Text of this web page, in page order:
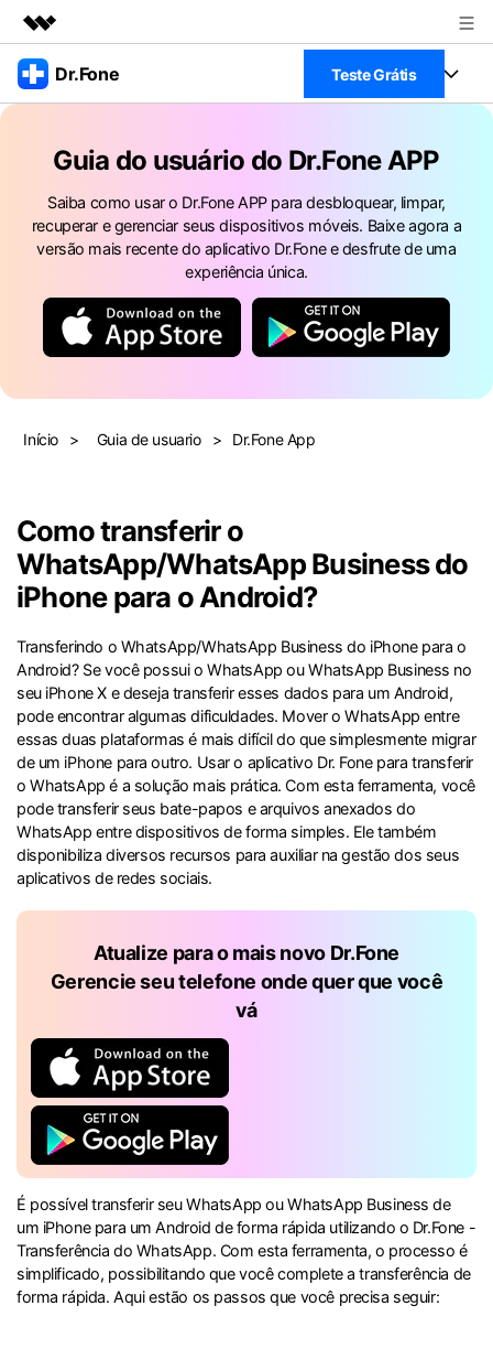
Produtos em destaque
Visão geral
Soluções
Sala de imprensa
Dr.Fone Teste Grátis
Productos
Para PC
Para Celular
Online
Guia & Suporte
Ações rápidas
Dicas
Recursos
Proteção do celular
Encontre Mais Soluções
Entrar
Guia do usuário do Dr.Fone APP
Saiba como usar o Dr.Fone APP para desbloquear, limpar,
recuperar e gerenciar seus dispositivos móveis. Baixe agora a
versão mais recente do aplicativo Dr.Fone e desfrute de uma
experiência única.
Início > Guia de usuario > Dr.Fone App
Como transferir o
WhatsApp/WhatsApp Business do
iPhone para o Android?
Transferindo o WhatsApp/WhatsApp Business do iPhone para o
Android? Se você possui o WhatsApp ou WhatsApp Business no
seu iPhone X e deseja transferir esses dados para um Android,
pode encontrar algumas dificuldades. Mover o WhatsApp entre
essas duas plataformas é mais difícil do que simplesmente migrar
de um iPhone para outro. Usar o aplicativo Dr. Fone para transferir
o WhatsApp é a solução mais prática. Com esta ferramenta, você
pode transferir seus bate-papos e arquivos anexados do
WhatsApp entre dispositivos de forma simples. Ele também
disponibiliza diversos recursos para auxiliar na gestão dos seus
aplicativos de redes sociais.
Atualize para o mais novo Dr.Fone
Gerencie seu telefone onde quer que você
vá
É possível transferir seu WhatsApp ou WhatsApp Business de
um iPhone para um Android de forma rápida utilizando o Dr.Fone -
Transferência do WhatsApp. Com esta ferramenta, o processo é
simplificado, possibilitando que você complete a transferência de
forma rápida. Aqui estão os passos que você precisa seguir: